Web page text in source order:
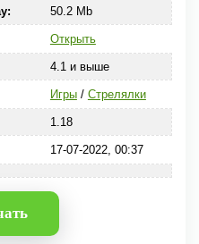
50.2 Mb
Открыть
4.1 и выше
Игры/ Стрелялки
1.18
17-07-2022, 00:37